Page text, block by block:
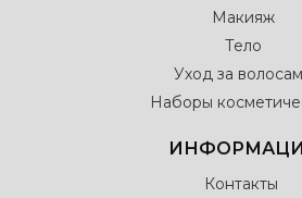
Макияж
Тело
Уход за
Наборы
Контакты